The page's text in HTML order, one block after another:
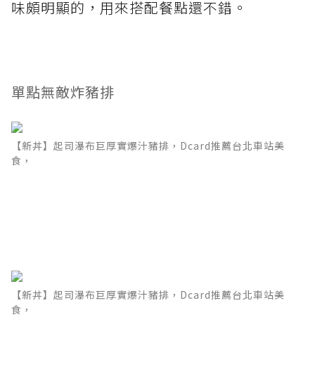
味頗明顯的，用來搭配餐點還不錯。
單點無敵炸豬排
【新丼】起司瀑布巨厚實爆汁豬排，Dcard推薦台北車站美
食，
【新丼】起司瀑布巨厚實爆汁豬排，Dcard推薦台北車站美
食，